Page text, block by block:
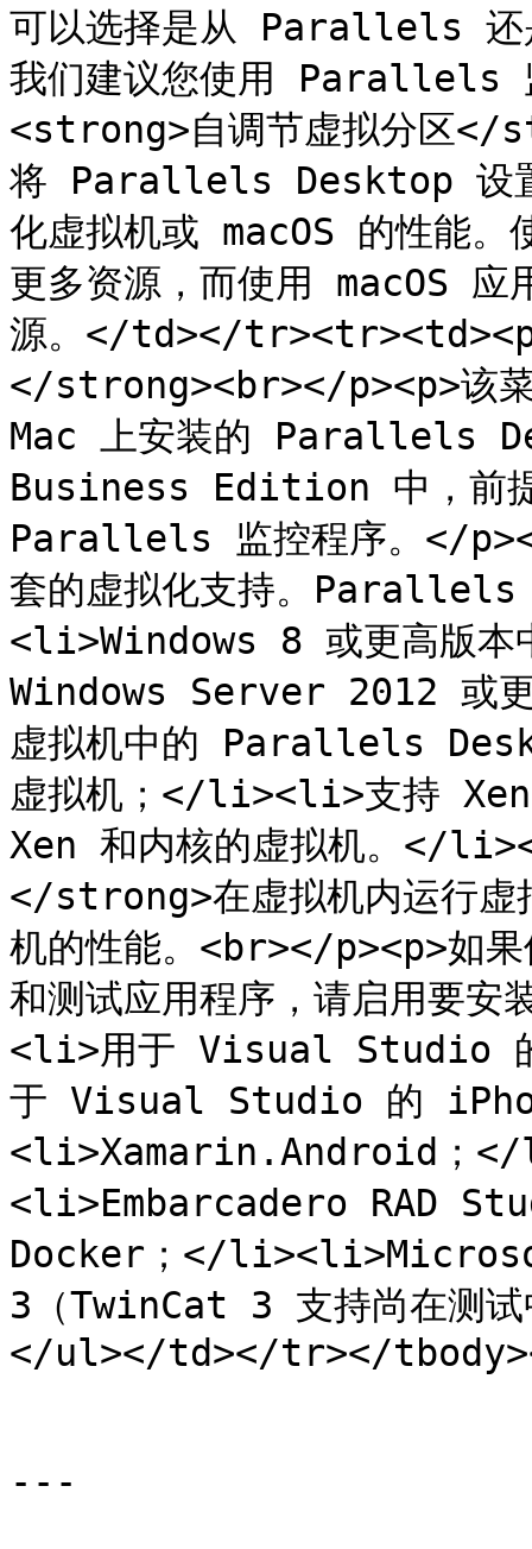
可以选择是从 Parallels 还
我们建议您使用
<strong>自调节虚拟分区</
将 Parallels Desktop 设置
化虚拟机或 macOS 的性能。
更多资源，而使用 macOS 应
源。</td></
</strong><br></p><p>该
Mac 上安装的 Parallels
Business Edition 中，前提
Parallels 监控程序。</
套的虚拟化支持。
<li>Windows 8 或更高版本
Windows Server 2012 或
虚拟机中的 Parallels
虚拟机；</li><li>支持
Xen 和内核的虚拟机。</
</strong>在虚拟机内运行虚
机的性能。<br></p><p>如
和测试应用程序，请启用要
<li>用于 Visual Studio
于 Visual Studio 的
<li>Xamarin.Android；
<li>Embarcadero RAD
Docker；</
3（TwinCat 3 支持尚在测
</ul></td></tr></
---